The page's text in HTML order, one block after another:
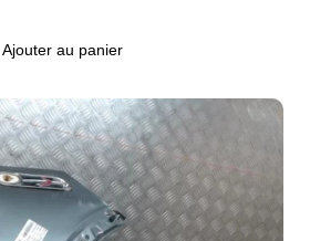
Ajouter au panier